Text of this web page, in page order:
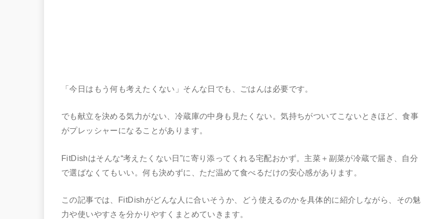
「今日はもう何も考えたくない」そんな日でも、ごはんは必要です。
でも献立を決める気力がない、冷蔵庫の中身も見たくない。気持ちがついてこないときほど、食事
がプレッシャーになることがあります。
FitDishはそんな“考えたくない日”に寄り添ってくれる宅配おかず。主菜＋副菜が冷蔵で届き、自分
で選ばなくてもいい。何も決めずに、ただ温めて食べるだけの安心感があります。
この記事では、FitDishがどんな人に合いそうか、どう使えるのかを具体的に紹介しながら、その魅
力や使いやすさを分かりやすくまとめていきます。